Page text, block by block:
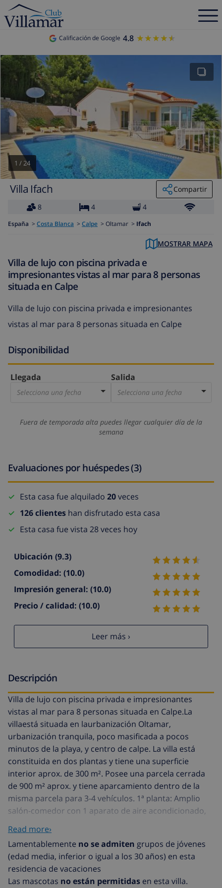
Calificación de Google 4.8 ★★★★★
★★★★★
1 /24
Villa Ifach
Compartir
8
4 4
España > Costa Blanca > Calpe > Oltamar > Ifach
MOSTRAR MAPA
Villa de lujo con piscina privada e
impresionantes vistas al mar para 8 personas
situada en Calpe
Villa de lujo con piscina privada e impresionantes
vistas al mar para 8 personas situada en Calpe
Disponibilidad
Llegada
Selecciona una fecha
Salida
Selecciona una fecha
Fuera de temporada alta puedes llegar cualquier día de la
semana
Evaluaciones por huéspedes (3)
Esta casa fue alquilado 20veces
126 clientes han disfrutado esta casa
Esta casa fue vista 28 veces hoy
Ubicación (9.3)
Comodidad: (10.0)
Impresión general: (10.0)
Precio / calidad: (10.0)
Leer más ›
Descripción
Villa de lujo con piscina privada e impresionantes
vistas al mar para 8 personas situada en Calpe.La
villaestá situada en laurbanización Oltamar,
urbanización tranquila, poco masificada a pocos
minutos de la playa, y centro de calpe. La villa está
constituida en dos plantas y tiene una superficie
interior aprox. de 300 m². Posee una parcela cerrada
de 900 m² aprox. y tiene aparcamiento dentro de la
misma parcela para 3-4 vehículos. 1ª planta: Amplio
salón-comedor con 1 aparato de aire acondicionado,
con vistas al mar. Cocina independiente totalmente
equipada con vitrocerámica, lavavajillas, microondas,
Frigo-congelador, horno y menaje de cocina. Amplio
dormitorio con cama de matrimonio y 1 aparato de
aire acondicionado. 1 cuarto de aseo con wc y lavabo.
Read more›
Lamentablemente no se admiten grupos de jóvenes
(edad media, inferior o igual a los 30 años) en esta
residencia de vacaciones
Las mascotas no están permitidas en esta villa.